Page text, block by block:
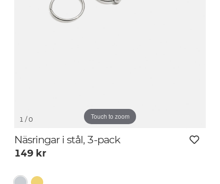
Touch to zoom
1 / 0
Näsringar i stål, 3-pack
149 kr